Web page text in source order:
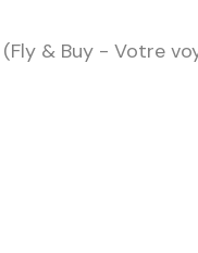
(Fly & Buy - Votre